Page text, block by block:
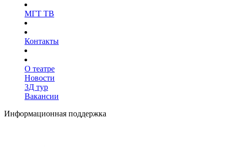
МГТ ТВ
Контакты
О театре
Новости
3Д тур
Вакансии
Информационная поддержка